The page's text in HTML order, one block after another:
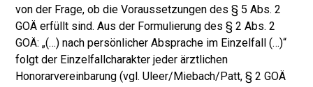
von der Frage, ob die Voraussetzungen des § 5 Abs. 2
GOÄ erfüllt sind. Aus der Formulierung des § 2 Abs. 2
GOÄ: „(…) nach persönlicher Absprache im Einzelfall (…)“
folgt der Einzelfallcharakter jeder ärztlichen
Honorarvereinbarung (vgl. Uleer/Miebach/Patt, § 2 GOÄ